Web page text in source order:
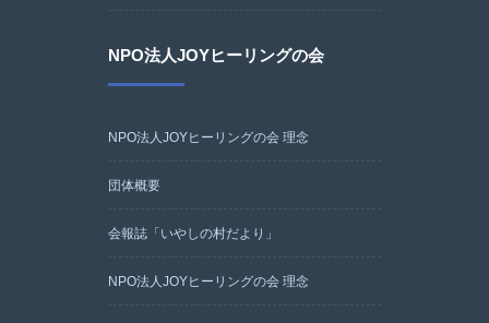
NPO法人JOYヒーリングの会
NPO法人JOYヒーリングの会 理念
団体概要
会報誌「いやしの村だより」
NPO法人JOYヒーリングの会 理念